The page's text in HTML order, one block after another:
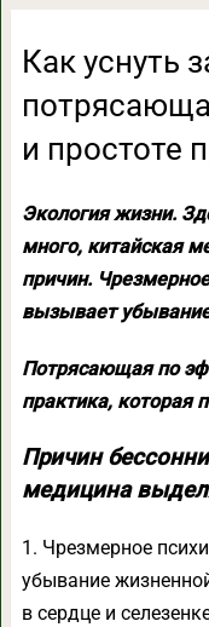
Как уснуть
и простоте
Экология жизни.
много, китайская
причин.
вызывает
Потрясающая по
практика, которая
Причин
медицина
1. Чрезмерное
убывание
в сердце и